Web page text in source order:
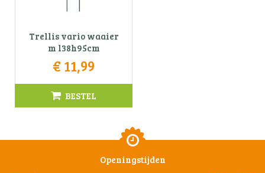
Trellis vario waaier
m l38h95cm
€ 11,99
BESTEL
Openingstijden